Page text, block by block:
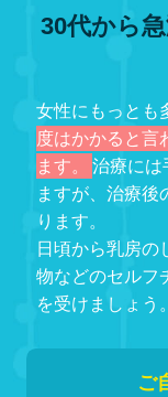
を受けましょう。
ご自
JAの「がん共
・入院医療費：（株）セ
医療費データブック」（
・差額ベッド代：厚生労